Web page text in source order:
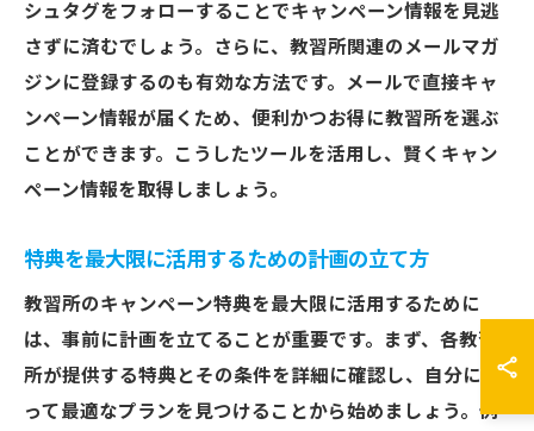
シュタグをフォローすることでキャンペーン情報を見逃
さずに済むでしょう。さらに、教習所関連のメールマガ
ジンに登録するのも有効な方法です。メールで直接キャ
ンペーン情報が届くため、便利かつお得に教習所を選ぶ
ことができます。こうしたツールを活用し、賢くキャン
ペーン情報を取得しましょう。
特典を最大限に活用するための計画の立て方
教習所のキャンペーン特典を最大限に活用するために
は、事前に計画を立てることが重要です。まず、各教習
所が提供する特典とその条件を詳細に確認し、自分にと
って最適なプランを見つけることから始めましょう。例